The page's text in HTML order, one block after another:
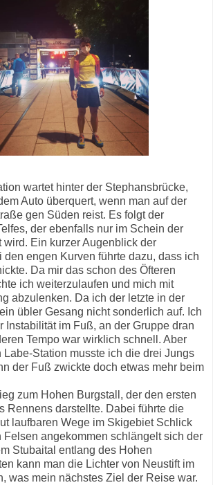
wartet hinter der Stephansbrücke,
Auto überquert, wenn man auf der
gen Süden reist. Es folgt der
der ebenfalls nur im Schein der
wird. Ein kurzer Augenblick der
den engen Kurven führte dazu, dass ich
Da mir das schon des Öfteren
ich weiterzulaufen und mich mit
abzulenken. Da ich der letzte in der
übler Gesang nicht sonderlich auf. Ich
Instabilität im Fuß, an der Gruppe dran
Tempo war wirklich schnell. Aber
Labe-Station musste ich die drei Jungs
der Fuß zwickte doch etwas mehr beim
zum Hohen Burgstall, der den ersten
Rennens darstellte. Dabei führte die
laufbaren Wege im Skigebiet Schlick
Felsen angekommen schlängelt sich der
Stubaital entlang des Hohen
kann man die Lichter von Neustift im
was mein nächstes Ziel der Reise war.